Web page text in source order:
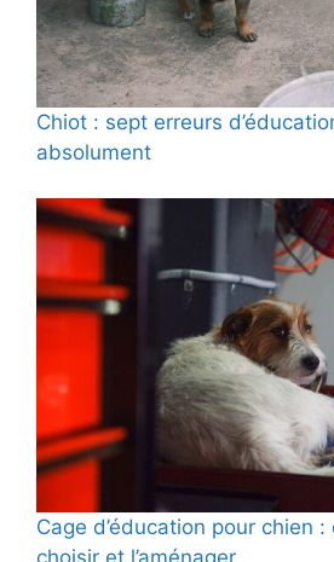
Chiot : sept erreurs
absolument
Cage d’éducation pour chien
choisir et l’aménager